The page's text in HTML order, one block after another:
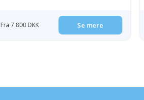
Fra 7 800 DKK Se mere